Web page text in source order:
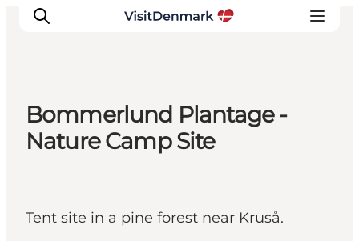
Inspirations
Planifiez votre voyage
Bommerlund Plantage -
Nature Camp Site
Tent site in a pine forest near Kruså.